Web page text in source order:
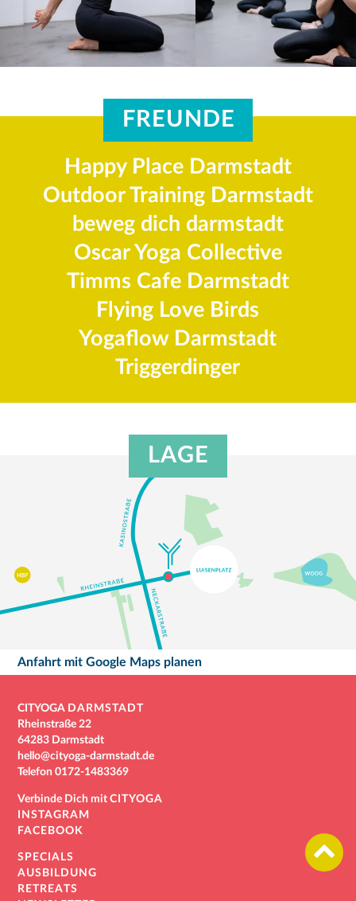
FREUNDE
Happy Place Darmstadt
Outdoor Training Darmstadt
beweg dich darmstadt
Oscar Yoga Collective
Timms Cafe Darmstadt
Flying Love Birds
Yogaflow Darmstadt
Triggerdinger
LAGE
Anfahrt mit Google Maps planen
CITYOGA DARMSTADT
Rheinstraße 22
64283 Darmstadt
hello@cityoga-darmstadt.de
Telefon0172-1483369
Verbinde Dich mitCITYOGA
INSTAGRAM
FACEBOOK
SPECIALS
AUSBILDUNG
RETREATS